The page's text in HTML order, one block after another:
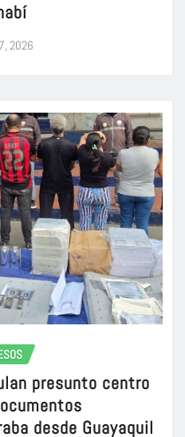
2026
presunto centro
desde Guayaquil